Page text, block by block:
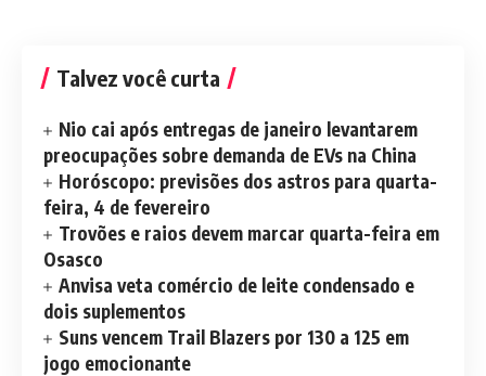
Talvez você curta
Nio cai após entregas de janeiro levantarem
preocupações sobre demanda de EVs na China
Horóscopo: previsões dos astros para quarta-
feira, 4 de fevereiro
Trovões e raios devem marcar quarta-feira em
Osasco
Anvisa veta comércio de leite condensado e
dois suplementos
Suns vencem Trail Blazers por 130 a 125 em
jogo emocionante